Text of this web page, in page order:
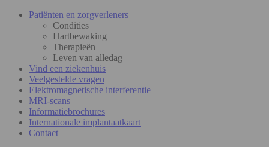
Patiënten en zorgverleners
Condities
Hartbewaking
Therapieën
Leven van alledag
Vind een ziekenhuis
Veelgestelde vragen
Elektromagnetische interferentie
MRI-scans
Informatiebrochures
Internationale implantaatkaart
Contact